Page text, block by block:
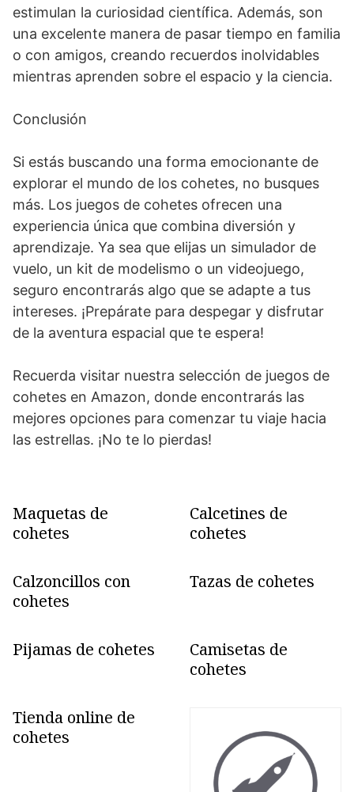
estimulan la curiosidad científica. Además, son
una excelente manera de pasar tiempo en familia
o con amigos, creando recuerdos inolvidables
mientras aprenden sobre el espacio y la ciencia.
Conclusión
Si estás buscando una forma emocionante de
explorar el mundo de los cohetes, no busques
más. Los juegos de cohetes ofrecen una
experiencia única que combina diversión y
aprendizaje. Ya sea que elijas un simulador de
vuelo, un kit de modelismo o un videojuego,
seguro encontrarás algo que se adapte a tus
intereses. ¡Prepárate para despegar y disfrutar
de la aventura espacial que te espera!
Recuerda visitar nuestra selección de juegos de
cohetes en Amazon, donde encontrarás las
mejores opciones para comenzar tu viaje hacia
las estrellas. ¡No te lo pierdas!
Maquetas de
cohetes
Calcetines de
cohetes
Calzoncillos con
cohetes
Tazas de cohetes
Pijamas de cohetes
Camisetas de
cohetes
Tienda online de
cohetes